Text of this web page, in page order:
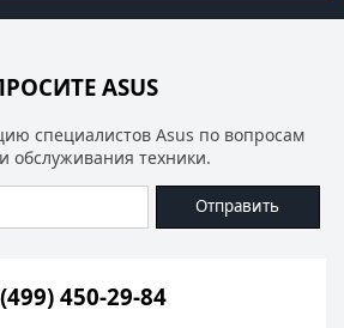
ASUS
специалистов Asus по вопросам
обслуживания техники.
Отправить
450-29-84